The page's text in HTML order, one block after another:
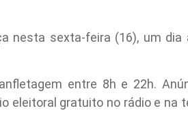
nesta sexta-feira (16), um dia
entre 8h e 22h.
eleitoral gratuito no rádio e na